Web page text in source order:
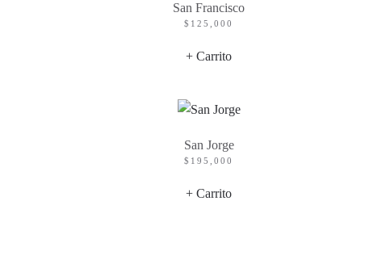
San Francisco
$ 125,000
+ Carrito
San Jorge
$ 195,000
+ Carrito